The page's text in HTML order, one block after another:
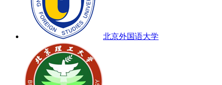
北京外国语大学